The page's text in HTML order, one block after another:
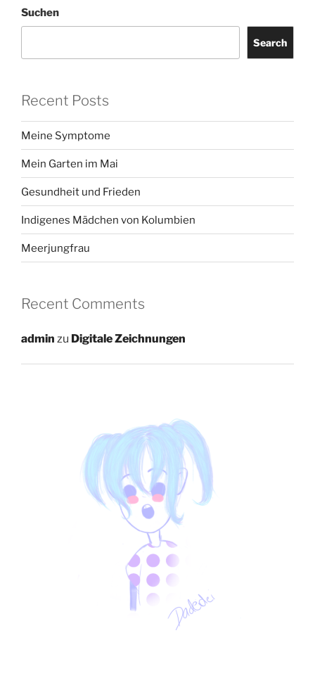
Suchen
Search
Recent Posts
Meine Symptome
Mein Garten im Mai
Gesundheit und Frieden
Indigenes Mädchen von Kolumbien
Meerjungfrau
Recent Comments
admin zu Digitale Zeichnungen